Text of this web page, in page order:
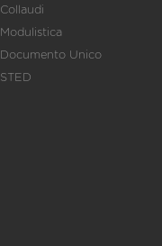
Collaudi
Modulistica
Documento Unico
STED